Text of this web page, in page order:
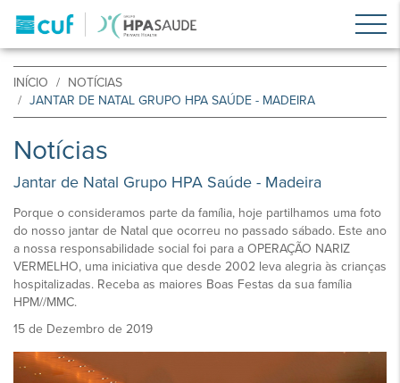
INÍCIO
NOTÍCIAS
JANTAR DE NATAL GRUPO HPA SAÚDE - MADEIRA
Notícias
Jantar de Natal Grupo HPA Saúde - Madeira
Porque o consideramos parte da família, hoje partilhamos uma foto
do nosso jantar de Natal que ocorreu no passado sábado. Este ano
a nossa responsabilidade social foi para a OPERAÇÃO NARIZ
VERMELHO, uma iniciativa que desde 2002 leva alegria às crianças
hospitalizadas. Receba as maiores Boas Festas da sua família
HPM//MMC.
15 de Dezembro de 2019